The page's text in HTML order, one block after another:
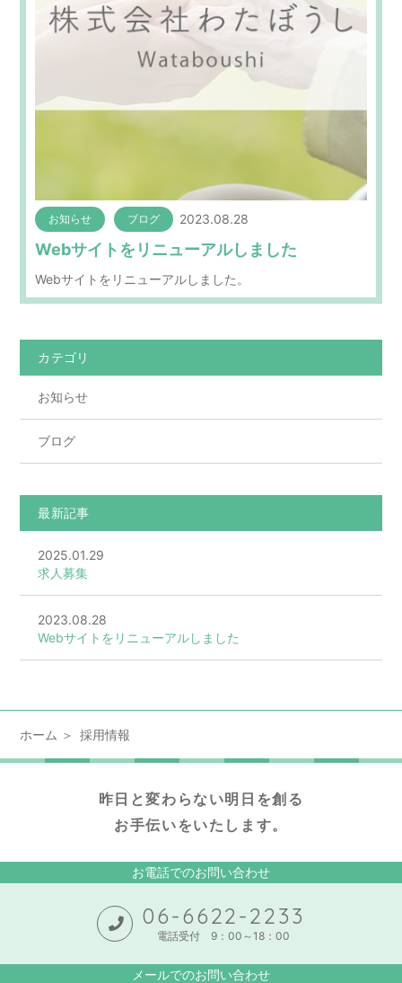
お知らせ ブログ 2023.08.28
Webサイトをリニューアルしました
Webサイトをリニューアルしました。
カテゴリ
お知らせ
ブログ
最新記事
2025.01.29
求人募集
2023.08.28
Webサイトをリニューアルしました
ホーム 採用情報
昨日と変わらない明日を創る
お手伝いをいたします。
お電話でのお問い合わせ
06-6622-2233
電話受付 9：00～18：00
メールでのお問い合わせ